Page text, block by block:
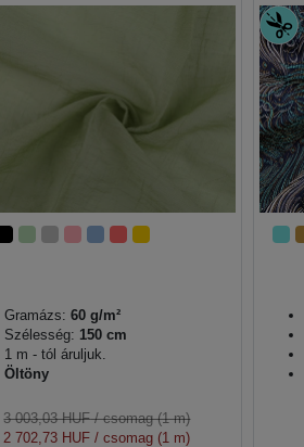
Gramázs: 60 g/m²
Szélesség: 150 cm
1 m - tól áruljuk.
Öltöny
3 003,03 HUF/ csomag (1 m)
2 702,73 HUF / csomag (1 m)